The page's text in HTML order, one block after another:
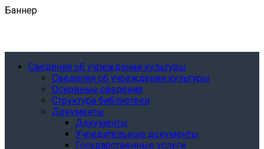
Баннер
Сведения об учреждении культуры
Сведения об учреждении культуры
Основные сведения
Структура библиотеки
Документы
Документы
Учредительные документы
Государственные услуги